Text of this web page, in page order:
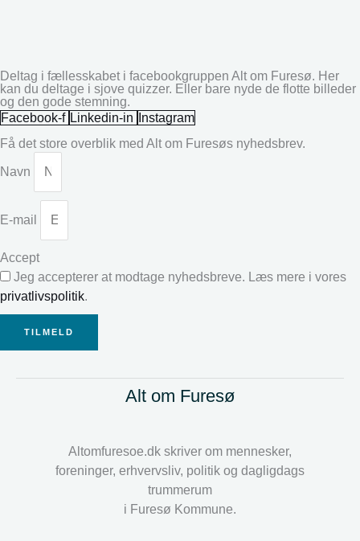
Deltag i fællesskabet i facebookgruppen Alt om Furesø. Her
kan du deltage i sjove quizzer. Eller bare nyde de flotte billeder
og den gode stemning.
Facebook-f Linkedin-in
Instagram
Få det store overblik med Alt om Furesøs nyhedsbrev.
Navn
E-mail
Accept
Jeg accepterer at modtage nyhedsbreve. Læs mere i vores
privatlivspolitik.
TILMELD
Alt om Furesø
Altomfuresoe.dk skriver om mennesker,
foreninger, erhvervsliv, politik og dagligdags
trummerum
i Furesø Kommune.